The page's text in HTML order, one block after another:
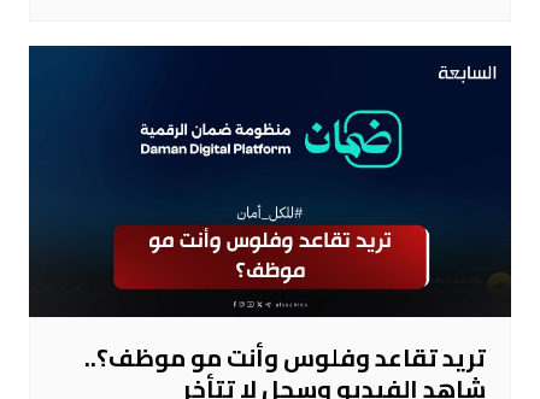
تريد تقاعد وفلوس وأنت مو موظف؟..
شاهد الفيديو وسجل لا تتأخر